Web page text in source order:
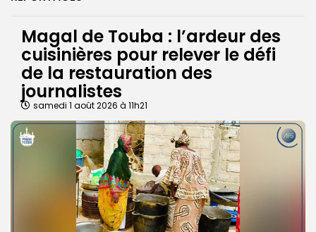
Magal de Touba : l’ardeur des
cuisinières pour relever le défi
de la restauration des
journalistes
samedi 1 août 2026 à 11h21